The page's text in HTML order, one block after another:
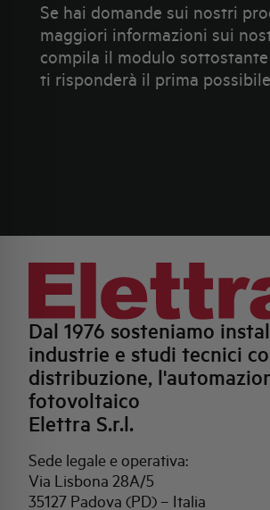
Se hai domande sui nostri
maggiori informazioni sui
compila il modulo
ti risponderà il prima
Dal 1976 sosteniamo
industrie e studi tecnici
distribuzione,
fotovoltaico
Elettra S.r.l.
Sede legale e operativa:
Via Lisbona 28A/5
35127 Padova (PD) – Italia